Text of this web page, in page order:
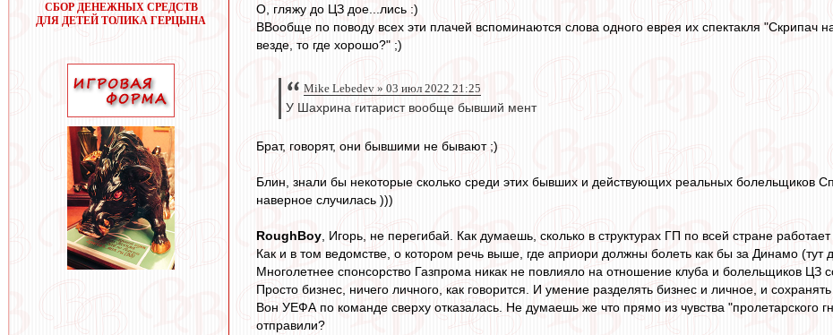
СБОР ДЕНЕЖНЫХ СРЕДСТВ
ДЛЯ ДЕТЕЙ ТОЛИКА ГЕРЦЫНА
О, гляжу до ЦЗ дое...лись :)
ВВообще по поводу всех эти плачей вспоминаются слова одного еврея их спектакля "Скрипач
везде, то где хорошо?" ;)
Mike Lebedev » 03 июл 2022 21:25
У Шахрина гитарист вообще бывший мент
Брат, говорят, они бывшими не бывают ;)
Блин, знали бы некоторые сколько среди этих бывших и действующих реальных болельщиков
наверное случилась )))
RoughBoy, Игорь, не перегибай. Как думаешь, сколько в структурах ГП по всей стране
Как и в том ведомстве, о котором речь выше, где априори должны болеть как бы за Динамо
Многолетнее спонсорство Газпрома никак не повлияло на отношение клуба и болельщиков ЦЗ
Просто бизнес, ничего личного, как говорится. И умение разделять бизнес и личное, и
Вон УЕФА по команде сверху отказалась. Не думаешь же что прямо из чувства "пролетарского
отправили?